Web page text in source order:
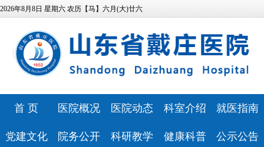
2026年8月8日 星期六 农历【马】六月(大)廿六
首 页 医院概况
医院简介
医院动态
医院新闻
科室介绍
特色科室
就医指南
专家风采
党建文化 院务公开 科研教学 健康科普 公示公告